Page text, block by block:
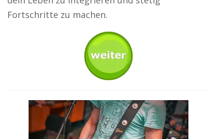
Fortschritte zu machen.